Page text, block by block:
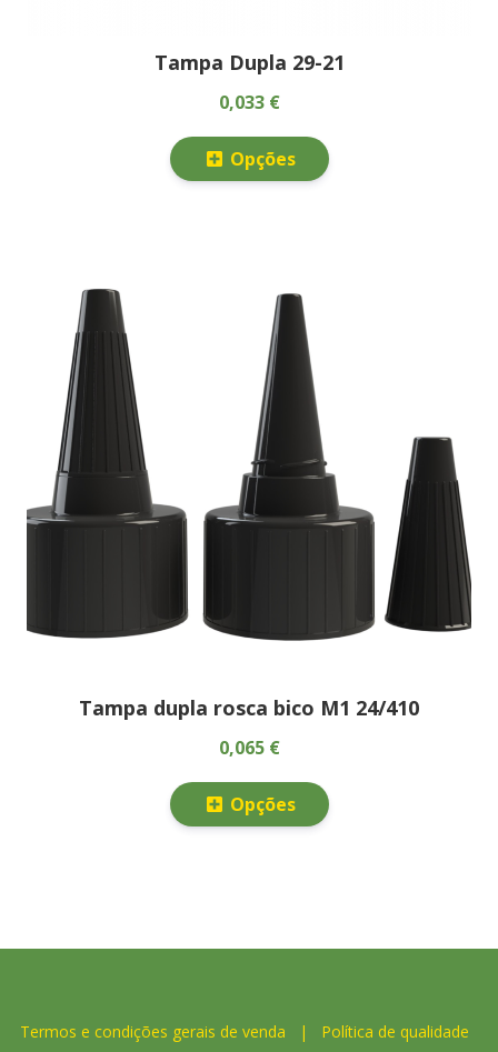
Tampa Dupla 29-21
0,033 €
Opções
Tampa dupla rosca bico M1 24/410
0,065 €
Opções
Termos e condições gerais de venda | Política de qualidade